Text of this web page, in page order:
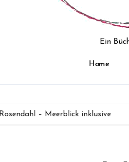
Ein
Home
– Meerblick inklusive